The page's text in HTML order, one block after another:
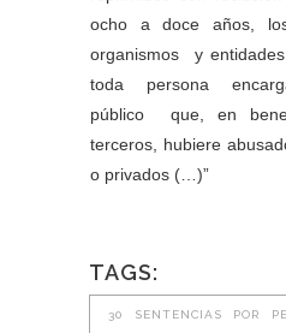
ocho a doce años,
organismos y
toda persona
público que, en
terceros, hubiere
o privados (…)”
TAGS:
30 SENTENCIAS POR